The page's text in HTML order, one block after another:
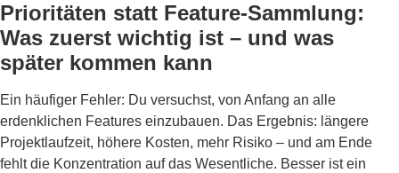
Prioritäten statt Feature-Sammlung:
Was zuerst wichtig ist – und was
später kommen kann
Ein häufiger Fehler: Du versuchst, von Anfang an alle
erdenklichen Features einzubauen. Das Ergebnis: längere
Projektlaufzeit, höhere Kosten, mehr Risiko – und am Ende
fehlt die Konzentration auf das Wesentliche. Besser ist ein